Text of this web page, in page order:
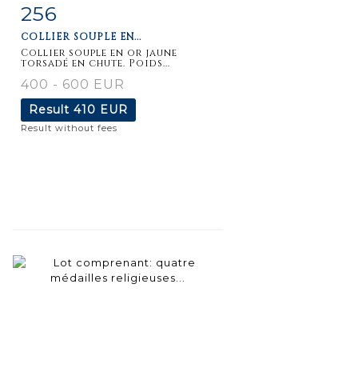
Item detail
256
COLLIER SOUPLE EN...
Collier souple en or jaune
torsadé en chute. Poids...
400 - 600 EUR
Result 410 EUR
Result without fees